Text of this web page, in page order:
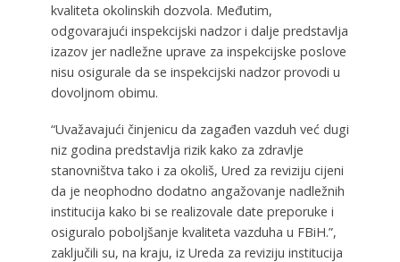
kvaliteta okolinskih dozvola. Međutim,
odgovarajući inspekcijski nadzor i dalje predstavlja
izazov jer nadležne uprave za inspekcijske poslove
nisu osigurale da se inspekcijski nadzor provodi u
dovoljnom obimu.
“Uvažavajući činjenicu da zagađen vazduh već dugi
niz godina predstavlja rizik kako za zdravlje
stanovništva tako i za okoliš, Ured za reviziju cijeni
da je neophodno dodatno angažovanje nadležnih
institucija kako bi se realizovale date preporuke i
osiguralo poboljšanje kvaliteta vazduha u FBiH.”,
zaključili su, na kraju, iz Ureda za reviziju institucija